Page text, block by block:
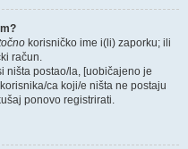
korisničko ime i(li) zaporku; ili
račun.
ništa postao/la, [uobičajeno je
ca koji/e ništa ne postaju
ponovo registrirati.